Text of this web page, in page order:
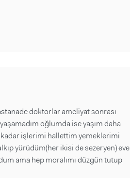
doktorlar ameliyat sonrası
oğlumda ise yaşım daha
kadar işlerimi hallettim yemeklerimi
yürüdüm(her ikisi de sezeryen) eve
ama hep moralimi düzgün tutup